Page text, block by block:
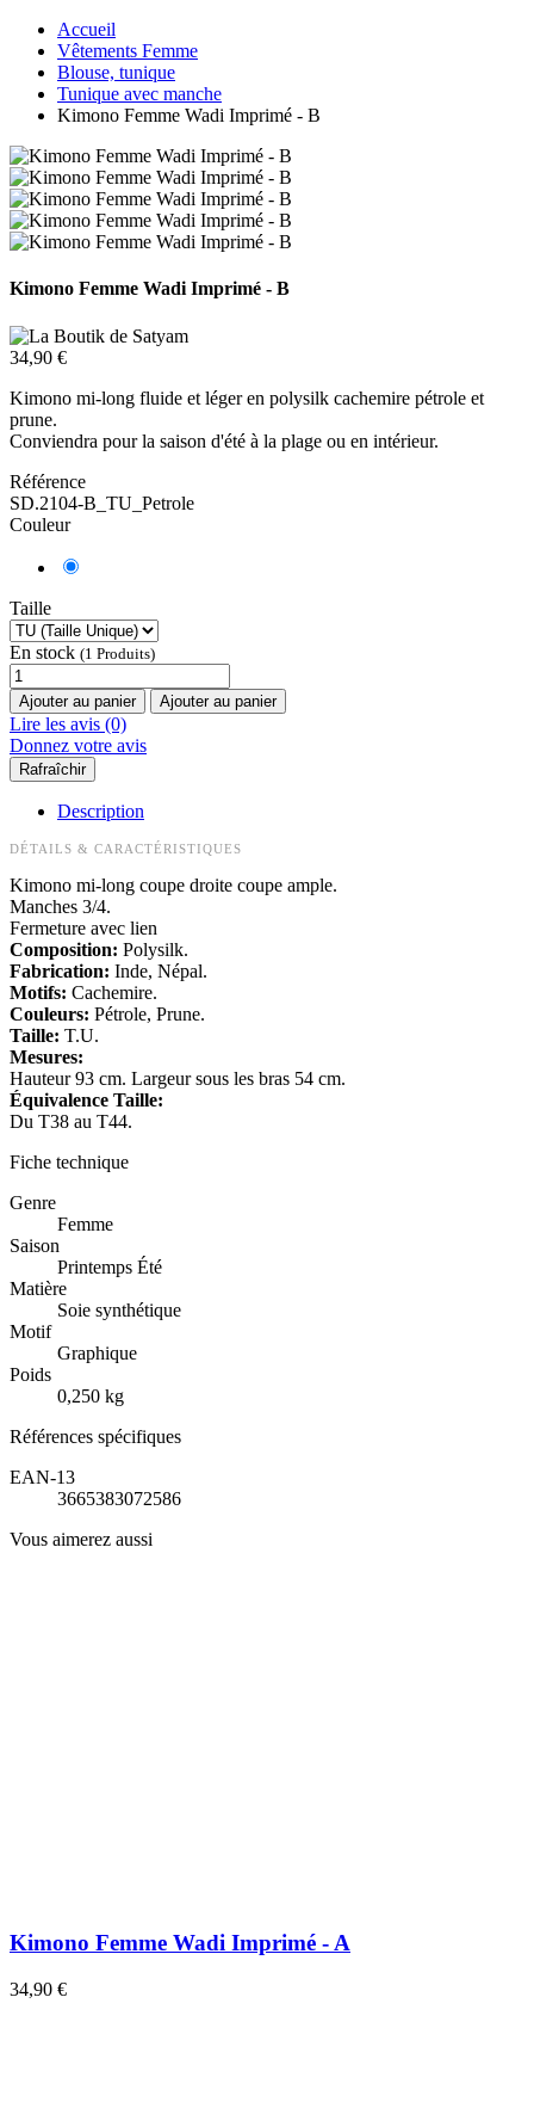
Accueil
Vêtements Femme
Blouse, tunique
Tunique avec manche
Kimono Femme Wadi Imprimé - B
Kimono Femme Wadi Imprimé - B
34,90 €
Kimono mi-long fluide et léger en polysilk cachemire pétrole et
prune.
Conviendra pour la saison d'été à la plage ou en intérieur.
Référence
SD.2104-B_TU_Petrole
Couleur
Taille
En stock (1 Produits)
Ajouter au panier Ajouter au panier
Lire les avis (0)
Donnez votre avis
Description
DÉTAILS & CARACTÉRISTIQUES
Kimono mi-long coupe droite coupe ample.
Manches 3/4.
Fermeture avec lien
Composition: Polysilk.
Fabrication: Inde, Népal.
Motifs: Cachemire.
Couleurs: Pétrole, Prune.
Taille: T.U.
Mesures:
Hauteur 93 cm. Largeur sous les bras 54 cm.
Équivalence Taille:
Du T38 au T44.
Fiche technique
Genre
Femme
Saison
Printemps Été
Matière
Soie synthétique
Motif
Graphique
Poids
0,250 kg
Références spécifiques
EAN-13
3665383072586
Vous aimerez aussi
Kimono Femme Wadi Imprimé - A
34,90 €